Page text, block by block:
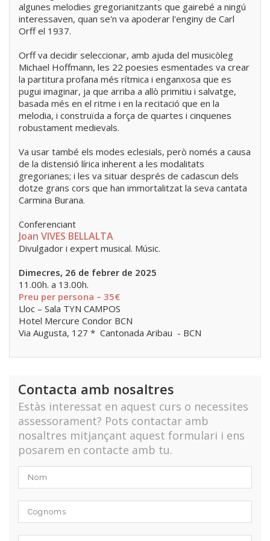
algunes melodies gregorianitzants que gairebé a ningú
interessaven, quan se'n va apoderar l'enginy de Carl
Orff el 1937.
Orff va decidir seleccionar, amb ajuda del musicòleg
Michael Hoffmann, les 22 poesies esmentades va crear
la partitura profana més rítmica i enganxosa que es
pugui imaginar, ja que arriba a allò primitiu i salvatge,
basada més en el ritme i en la recitació que en la
melodia, i construïda a força de quartes i cinquenes
robustament medievals.
Va usar també els modes eclesials, però només a causa
de la distensió lírica inherent a les modalitats
gregorianes; i les va situar després de cadascun dels
dotze grans cors que han immortalitzat la seva cantata
Carmina Burana.
Conferenciant
Joan VIVES BELLALTA
Divulgador i expert musical. Músic.
Dimecres, 26 de febrer de 2025
11.00h. a 13.00h.
Preu per persona – 35€
Lloc – Sala TYN CAMPOS
Hotel Mercure Condor BCN
Via Augusta, 127 * Cantonada Aribau - BCN
Contacta amb nosaltres
Estàs interessat en aquest curs o necessites
assessorament? Pots contactar amb
nosaltres mitjançant aquest formulari i ens
posarem en contacte amb tu.